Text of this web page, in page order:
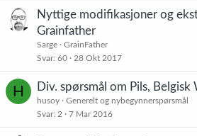
Nyttige modifikasjoner og
Grainfather
Sarge
GrainFather
Svar 60 28 Okt 2017
H Div. spørsmål om Pils,
husoy
Generelt og nybegynnerspørsmål
Svar 2 7 Mar 2016